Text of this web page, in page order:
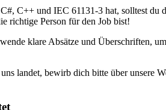
C++ und IEC 61131-3 hat, solltest du
richtige Person für den Job bist!
klare Absätze und Überschriften,
landet, bewirb dich bitte über unsere